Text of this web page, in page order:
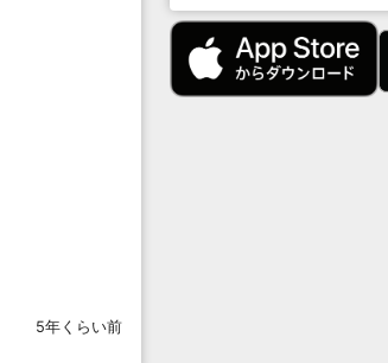
5年くらい前